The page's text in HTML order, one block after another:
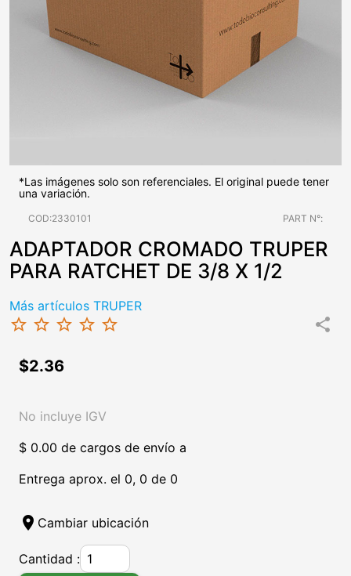
*Las imágenes solo son referenciales. El original puede tener
una variación.
COD:2330101 PART N°:
ADAPTADOR CROMADO TRUPER
PARA RATCHET DE 3/8 X 1/2
Más artículos TRUPER
star_border star_border star_border star_border star_border share
$2.36
No incluye IGV
$ 0.00 de cargos de envío a
Entrega aprox. el 0, 0 de 0
location_on Cambiar ubicación
Cantidad :